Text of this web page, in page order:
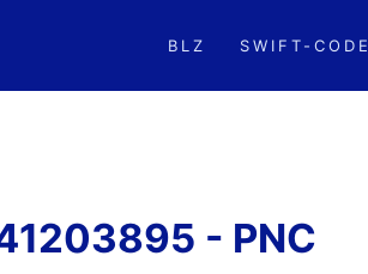
BLZ SWIFT-CODE
- PNC